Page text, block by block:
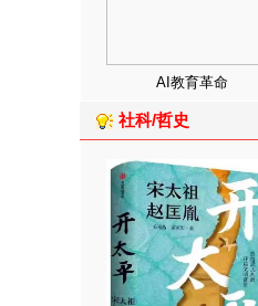
AI教育革命
社科/哲史